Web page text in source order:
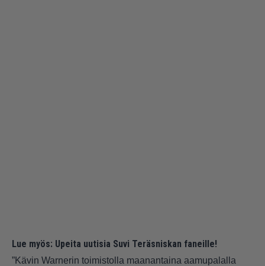
Lue myös: Upeita uutisia Suvi Teräsniskan faneille!
”Kävin Warnerin toimistolla maanantaina aamupalalla